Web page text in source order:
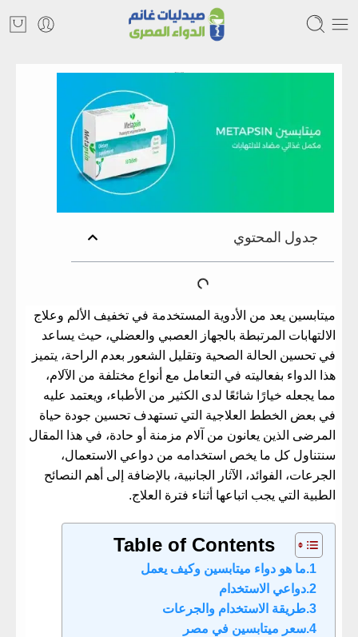
جدول المحتوي
ميتابسين يعد من الأدوية المستخدمة في تخفيف الألم وعلاج
الالتهابات المرتبطة بالجهاز العصبي والعضلي، حيث يساعد
في تحسين الحالة الصحية وتقليل الشعور بعدم الراحة، يتميز
هذا الدواء بفعاليته في التعامل مع أنواع مختلفة من الآلام،
مما يجعله خيارًا شائعًا لدى الكثير من الأطباء، ويعتمد عليه
في بعض الخطط العلاجية التي تستهدف تحسين جودة حياة
المرضى الذين يعانون من آلام مزمنة أو حادة، في هذا المقال
سنتناول كل ما يخص استخدامه من دواعي الاستعمال،
الجرعات، الفوائد، الآثار الجانبية، بالإضافة إلى أهم النصائح
الطبية التي يجب اتباعها أثناء فترة العلاج.
Table of Contents
ما هو دواء ميتابسين وكيف يعمل
دواعي الاستخدام
طريقة الاستخدام والجرعات
سعر ميتابسين في مصر